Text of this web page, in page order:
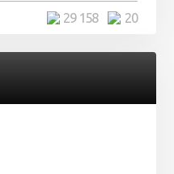
20
29 158